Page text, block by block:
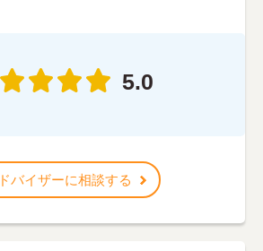
5.0
バイザーに相談する